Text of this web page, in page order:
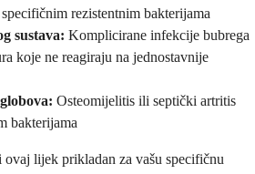
rezistentnim bakterijama
sustava: Komplicirane infekcije bubrega
koje ne reagiraju na jednostavnije
Osteomijelitis ili septički artritis
bakterijama
lijek prikladan za vašu specifičnu